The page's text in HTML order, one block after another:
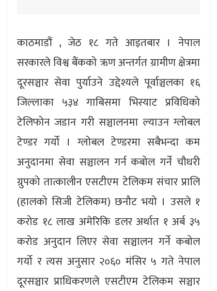
काठमाडौं , जेठ १८ गते आइतबार । नेपाल
सरकारले विश्व बैंकको ऋण अन्तर्गत ग्रामीण क्षेत्रमा
दूरसञ्चार सेवा पुर्याउने उद्देश्यले पूर्वाञ्चलका १६
जिल्लाका ५३४ गाबिसमा भिस्याट प्रविधिको
टेलिफोन जडान गरी सञ्चालनमा ल्याउन ग्लोबल
टेण्डर गर्यो । ग्लोबल टेण्डरमा सबैभन्दा कम
अनुदानमा सेवा सञ्चालन गर्न कबोल गर्ने चौधरी
ग्रुपको तात्कालीन एसटीएम टेलिकम संचार प्रालि
(हालको सिजी टेलिकम) छनौट भयो । उसले १
करोड १८ लाख अमेरिकि डलर अर्थात १ अर्ब ३५
करोड अनुदान लिएर सेवा सञ्चालन गर्ने कबोल
गर्यो र त्यस अनुसार २०६० मंसिर ५ गते नेपाल
दूरसञ्चार प्राधिकरणले एसटीएम टेलिकम सञ्चार